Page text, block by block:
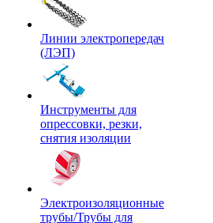
Линии электропередач
(ЛЭП)
Инструменты для
опрессовки, резки,
снятия изоляции
Электроизоляционные
трубы/Трубы для